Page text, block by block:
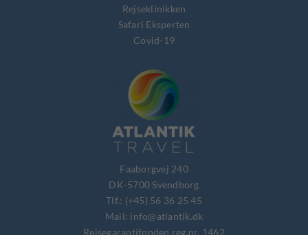
Rejseklinikken
Safari Eksperten
Covid-19
Faaborgvej 240
DK-5700 Svendborg
Tlf.: (+45) 56 36 25 45
Mail: info@atlantik.dk
Rejsegarantifonden reg.nr. 1462